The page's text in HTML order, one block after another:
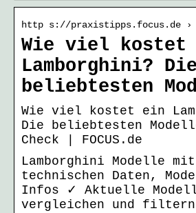
http s://praxistipps.focus.de ›
Wie viel kostet
Lamborghini? Die
beliebtesten
Wie viel kostet ein
Die beliebtesten
Check | FOCUS.de
Lamborghini Modelle
technischen Daten,
Infos ✓ Aktuelle
vergleichen und